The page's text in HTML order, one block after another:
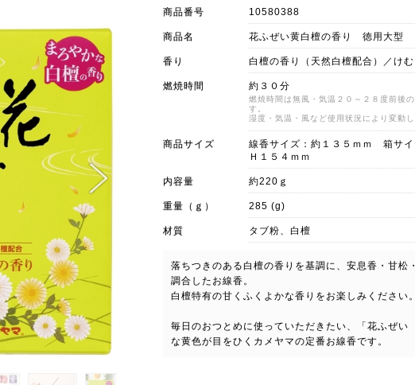
商品番号 10580388
商品名 花ふぜい黄白檀の香り 徳用大型
香り 白檀の香り（天然白檀配合）／けむ
燃焼時間 約３０分
燃焼時間は無風・気温２０～２８度前後
す。
湿度・気温・風など使用状況により変動し
商品サイズ
線香サイズ：約１３５ｍｍ 箱サ
Ｈ１５４ｍｍ
内容量 約220ｇ
重量（ｇ） 285 (g)
材質 タブ粉、白檀
落ちつきのある白檀の香りを基調に、安息香・甘松
調合したお線香。
白檀特有の甘くふくよかな香りをお楽しみください。
毎日のおつとめに使っていただきたい、「花ふぜ
な黄色が目をひくカメヤマの定番お線香です。